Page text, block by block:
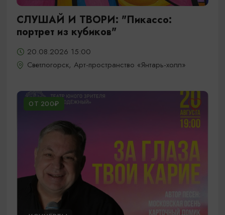
СЛУШАЙ И ТВОРИ: "Пикассо:
портрет из кубиков"
20.08.2026 15:00
Светлогорск, Арт-пространство «Янтарь-холл»
ОТ 200₽